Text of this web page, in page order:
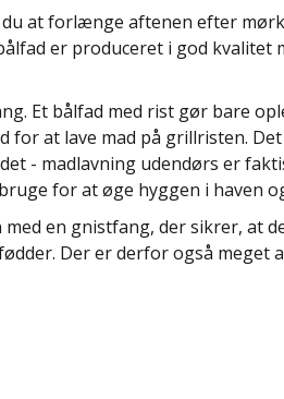
at forlænge aftenen efter
er produceret i god kvalitet
Et bålfad med rist gør bare
for at lave mad på grillristen.
- madlavning udendørs er
for at øge hyggen i haven
en gnistfang, der sikrer, at
Der er derfor også meget